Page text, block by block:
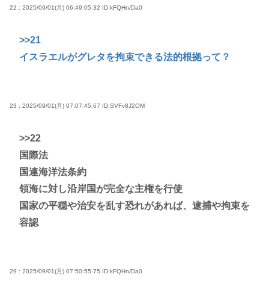
22 : 2025/09/01(月) 06:49:05.32 ID:kFQHn/Da0
>>21
イスラエルがグレタを拘束できる法的根拠って？
23 : 2025/09/01(月) 07:07:45.67 ID:SVFv8J2OM
>>22
国際法
国連海洋法条約
領海に対し沿岸国が完全な主権を行使
国家の平穏や治安を乱す恐れがあれば、逮捕や拘束を
容認
29 : 2025/09/01(月) 07:50:55.75 ID:kFQHn/Da0